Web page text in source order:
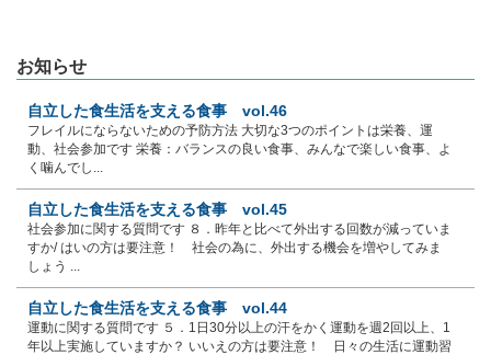
お知らせ
自立した食生活を支える食事 vol.46
フレイルにならないための予防方法 大切な3つのポイントは栄養、運
動、社会参加です 栄養：バランスの良い食事、みんなで楽しい食事、よ
く噛んでし...
自立した食生活を支える食事 vol.45
社会参加に関する質問です ８．昨年と比べて外出する回数が減っていま
すか/ はいの方は要注意！ 社会の為に、外出する機会を増やしてみま
しょう ...
自立した食生活を支える食事 vol.44
運動に関する質問です ５．1日30分以上の汗をかく運動を週2回以上、1
年以上実施していますか？ いいえの方は要注意！ 日々の生活に運動習